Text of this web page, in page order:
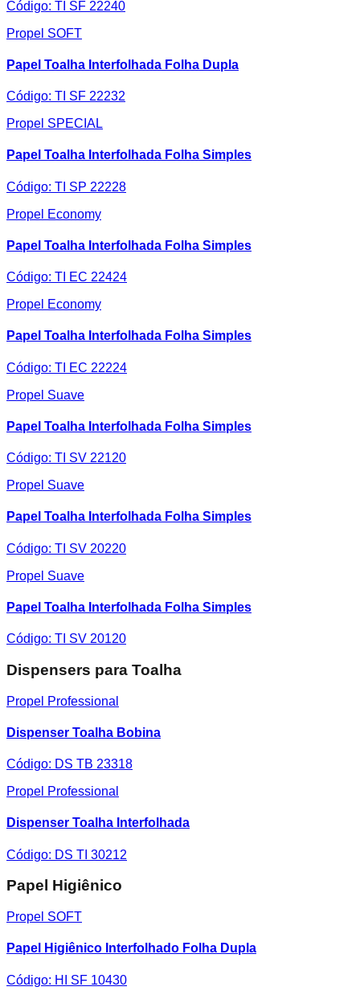
Código: TI SF 22240
Propel SOFT
Papel Toalha Interfolhada Folha Dupla
Código: TI SF 22232
Propel SPECIAL
Papel Toalha Interfolhada Folha Simples
Código: TI SP 22228
Propel Economy
Papel Toalha Interfolhada Folha Simples
Código: TI EC 22424
Propel Economy
Papel Toalha Interfolhada Folha Simples
Código: TI EC 22224
Propel Suave
Papel Toalha Interfolhada Folha Simples
Código: TI SV 22120
Propel Suave
Papel Toalha Interfolhada Folha Simples
Código: TI SV 20220
Propel Suave
Papel Toalha Interfolhada Folha Simples
Código: TI SV 20120
Dispensers para Toalha
Propel Professional
Dispenser Toalha Bobina
Código: DS TB 23318
Propel Professional
Dispenser Toalha Interfolhada
Código: DS TI 30212
Papel Higiênico
Propel SOFT
Papel Higiênico Interfolhado Folha Dupla
Código: HI SF 10430